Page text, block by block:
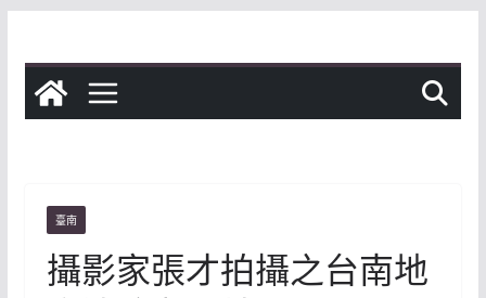
content
臺南
攝影家張才拍攝之台南地